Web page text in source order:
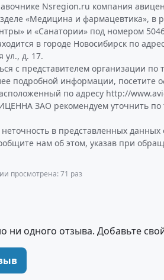
Nsregion.ru компания
«Медицина и фармацевтика», в
и «Санатории» под номером
в городе Новосибирск по
ул., д. 17.
с представителем организации по
подробной информации, посетите
по адресу http://
ЗАО рекомендуем уточнить по
в представленных
нам об этом, указав при
просмотрена: 71 раз
ни одного отзыва. Добавьте